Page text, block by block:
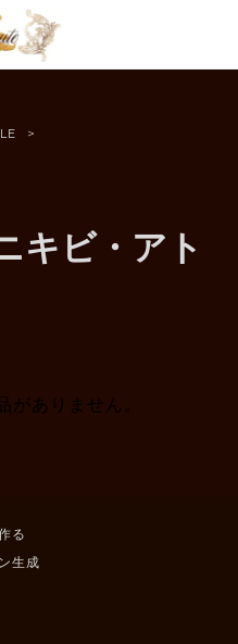
キビ・アト
がありません。
る
生成